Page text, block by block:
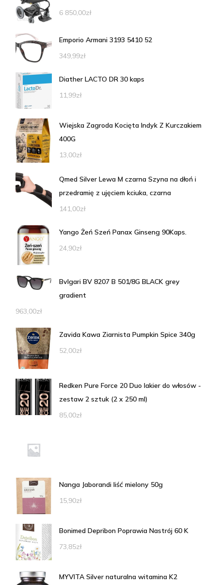
6 850,00zł
Emporio Armani 3193 5410 52
349,99zł
Diather LACTO DR 30 kaps
11,99zł
Wiejska Zagroda Kocięta Indyk Z Kurczakiem
400G
13,00zł
Qmed Silver Lewa M czarna Szyna na dłoń i
przedramię z ujęciem kciuka, czarna
141,00zł
Yango Żeń Szeń Panax Ginseng 90Kaps.
24,90zł
Bvlgari BV 8207 B 501/8G BLACK grey
gradient
963,00zł
Zavida Kawa Ziarnista Pumpkin Spice 340g
52,00zł
Redken Pure Force 20 Duo lakier do włosów -
zestaw 2 sztuk (2 x 250 ml)
85,00zł
Nanga Jaborandi liść mielony 50g
15,90zł
Bonimed Depribon Poprawia Nastrój 60 K
73,85zł
MYVITA Silver naturalna witamina K2